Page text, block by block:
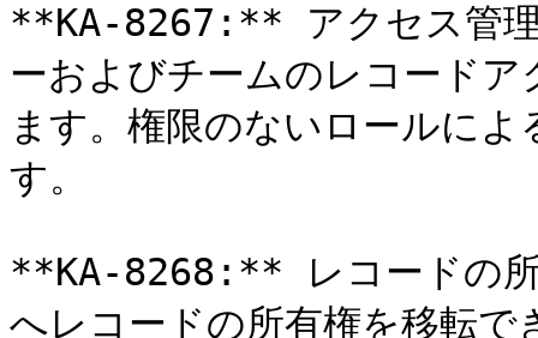
**KA-8267:** アクセス管理
ーおよびチームのレコード
ます。権限のないロールに
す。
**KA-8268:** レコードの所
へレコードの所有権を移転